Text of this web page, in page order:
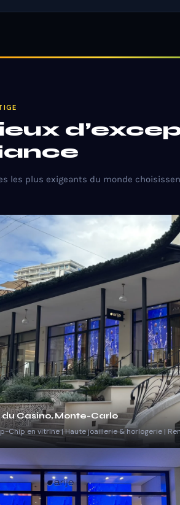
les plus exigeants du monde
Casino, Monte-Carlo
Chip en vitrine | Haute joaillerie & horlogerie |